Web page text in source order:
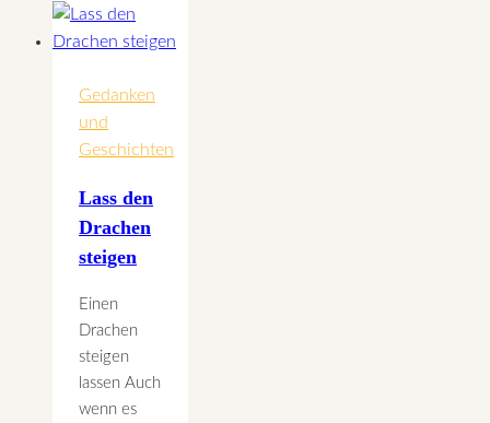
Welt
so
lieben,
wie
sie
Gedanken
und
Geschichten
Lass den
Drachen
steigen
Einen
Drachen
steigen
lassen Auch
wenn es